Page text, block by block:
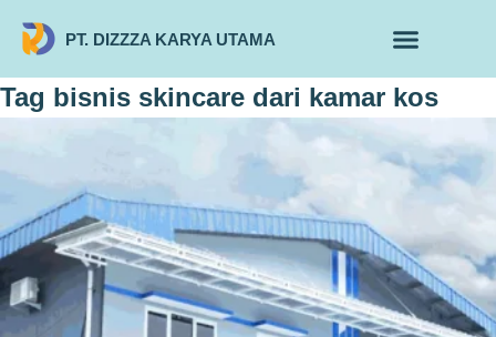
PT. DIZZZA KARYA UTAMA
Tag bisnis skincare dari kamar kos